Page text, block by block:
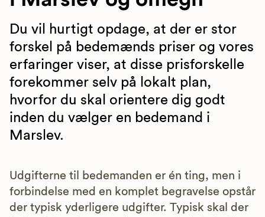
Du vil hurtigt opdage, at der er stor
forskel på bedemænds priser og vores
erfaringer viser, at disse prisforskelle
forekommer selv på lokalt plan,
hvorfor du skal orientere dig godt
inden du vælger en bedemand i
Marslev.
Udgifterne til bedemanden er én ting, men i
forbindelse med en komplet begravelse opstår
der typisk yderligere udgifter. Typisk skal der